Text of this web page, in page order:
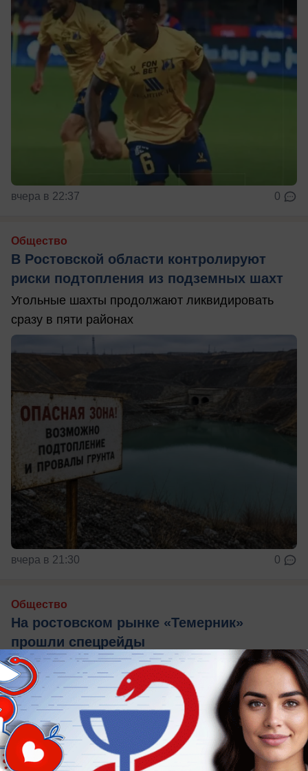
вчера в 22:37 0
Общество
В Ростовской области контролируют
риски подтопления из подземных шахт
Угольные шахты продолжают ликвидировать
сразу в пяти районах
вчера в 21:30 0
Общество
На ростовском рынке «Темерник»
прошли спецрейды
Там искали незаконных мигрантов и подделки
брендов